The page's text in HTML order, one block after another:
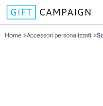
Home Accessori personalizzati